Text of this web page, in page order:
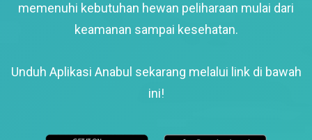
memenuhi kebutuhan hewan peliharaan mulai dari
keamanan sampai kesehatan.
Unduh Aplikasi Anabul sekarang melalui link di bawah
ini!